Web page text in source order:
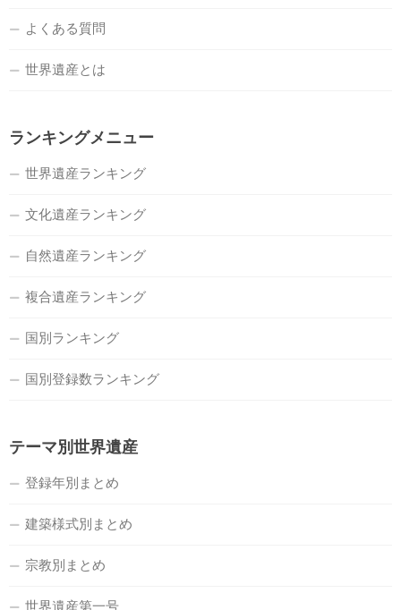
よくある質問
世界遺産とは
ランキングメニュー
世界遺産ランキング
文化遺産ランキング
自然遺産ランキング
複合遺産ランキング
国別ランキング
国別登録数ランキング
テーマ別世界遺産
登録年別まとめ
建築様式別まとめ
宗教別まとめ
世界遺産第一号